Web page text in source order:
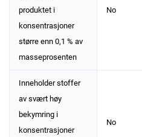
produktet i
konsentrasjoner
større enn 0,1 % av
masseprosenten
No
Inneholder stoffer
av svært høy
bekymring i
konsentrasjoner
No